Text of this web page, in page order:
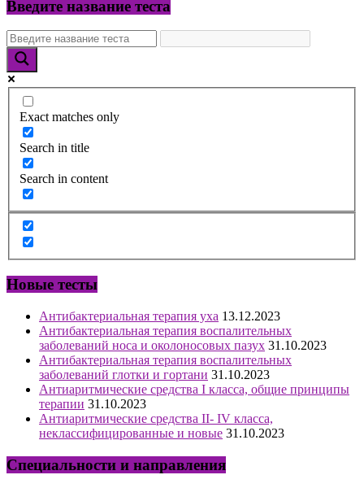
Введите название теста
Exact matches only
Search in title
Search in content
Новые тесты
Антибактериальная терапия уха 13.12.2023
Антибактериальная терапия воспалительных
заболеваний носа и околоносовых пазух 31.10.2023
Антибактериальная терапия воспалительных
заболеваний глотки и гортани 31.10.2023
Антиаритмические средства I класса, общие принципы
терапии 31.10.2023
Антиаритмические средства II- IV класса,
неклассифицированные и новые 31.10.2023
Специальности и направления